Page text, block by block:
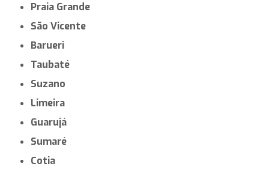
Praia Grande
São Vicente
Barueri
Taubaté
Suzano
Limeira
Guarujá
Sumaré
Cotia